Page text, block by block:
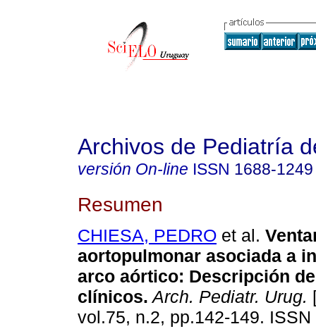
Archivos de Pediatría
versión On-line ISSN 1688-1249
Resumen
CHIESA, PEDRO et al.
aortopulmonar asociada a
arco aórtico: Descripción
clínicos. Arch. Pediatr. Urug.
vol.75, n.2, pp.142-149.